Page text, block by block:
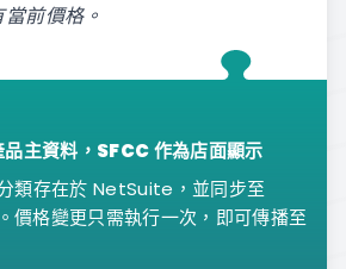
前價格。
主資料，SFCC 作為店面顯示
類存在於 NetSuite，並同步至
價格變更只需執行一次，即可傳播至